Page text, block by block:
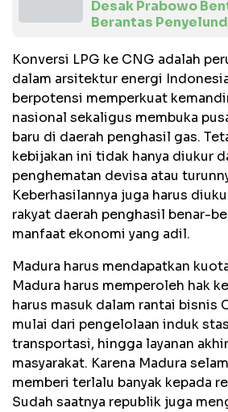
Desak Prabowo
Berantas
Konversi LPG ke CNG adalah
dalam arsitektur energi
berpotensi memperkuat
nasional sekaligus membuka
baru di daerah penghasil gas.
kebijakan ini tidak hanya diukur
penghematan devisa atau
Keberhasilannya juga harus
rakyat daerah penghasil benar-
manfaat ekonomi yang adil.
Madura harus mendapatkan
Madura harus memperoleh hak
harus masuk dalam rantai bisnis
mulai dari pengelolaan induk
transportasi, hingga layanan
masyarakat. Karena Madura
memberi terlalu banyak kepada
Sudah saatnya republik juga